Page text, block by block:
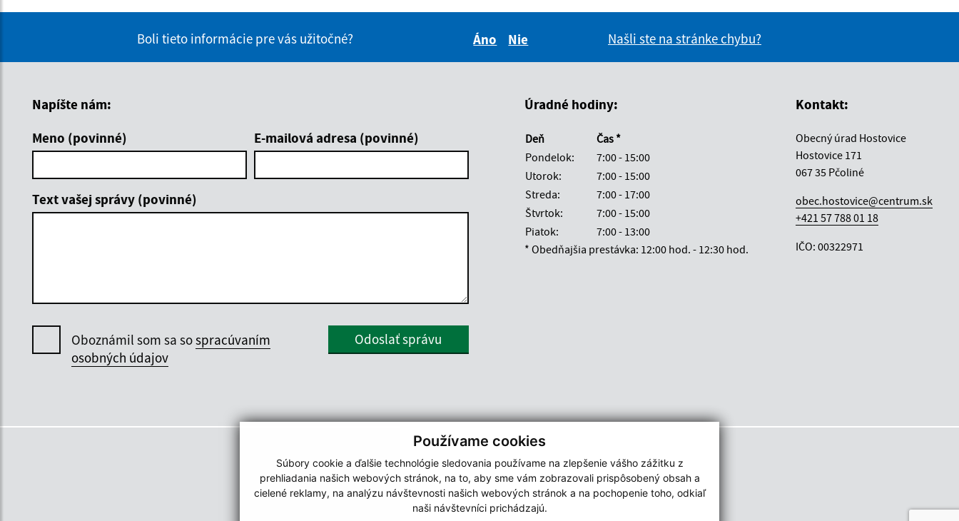
Používame cookies
Súbory cookie a ďalšie technológie sledovania používame na zlepšenie vášho zážitku z
prehliadania našich webových stránok, na to, aby sme vám zobrazovali prispôsobený obsah a
cielené reklamy, na analýzu návštevnosti našich webových stránok a na pochopenie toho, odkiaľ
naši návštevníci prichádzajú.
Boli tieto informácie pre vás užitočné?
Áno
Nie
Našli ste na stránke chybu?
Napíšte nám:
Meno (povinné)
E-mailová adresa (povinné)
Text vašej správy (povinné)
Oboznámil som sa sospracúvaním
osobných údajov
Odoslať správu
Úradné hodiny:
Deň
Čas *
Pondelok:
7:00 - 15:00
Utorok:
7:00 - 15:00
Streda:
7:00 - 17:00
Štvrtok:
7:00 - 15:00
Piatok:
7:00 - 13:00
* Obedňajšia prestávka: 12:00 hod. - 12:30 hod.
Kontakt:
Obecný úrad Hostovice
Hostovice 171
067 35 Pčoliné
obec.hostovice@centrum.sk
+421 57 788 01 18
IČO: 00322971